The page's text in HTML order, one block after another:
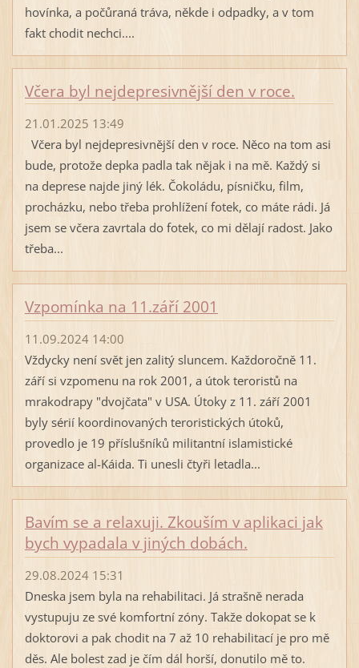
hovínka, a počůraná tráva, někde i odpadky, a v tom
fakt chodit nechci....
Včera byl nejdepresivnější den v roce.
21.01.2025 13:49
Včera byl nejdepresivnější den v roce. Něco na tom asi
bude, protože depka padla tak nějak i na mě. Každý si
na deprese najde jiný lék. Čokoládu, písničku, film,
procházku, nebo třeba prohlížení fotek, co máte rádi. Já
jsem se včera zavrtala do fotek, co mi dělají radost. Jako
třeba...
Vzpomínka na 11.září 2001
11.09.2024 14:00
Vždycky není svět jen zalitý sluncem. Každoročně 11.
září si vzpomenu na rok 2001, a útok teroristů na
mrakodrapy "dvojčata" v USA. Útoky z 11. září 2001
byly sérií koordinovaných teroristických útoků,
provedlo je 19 příslušníků militantní islamistické
organizace al-Káida. Ti unesli čtyři letadla...
Bavím se a relaxuji. Zkouším v aplikaci jak
bych vypadala v jiných dobách.
29.08.2024 15:31
Dneska jsem byla na rehabilitaci. Já strašně nerada
vystupuju ze své komfortní zóny. Takže dokopat se k
doktorovi a pak chodit na 7 až 10 rehabilitací je pro mě
děs. Ale bolest zad je čím dál horší, donutilo mě to.